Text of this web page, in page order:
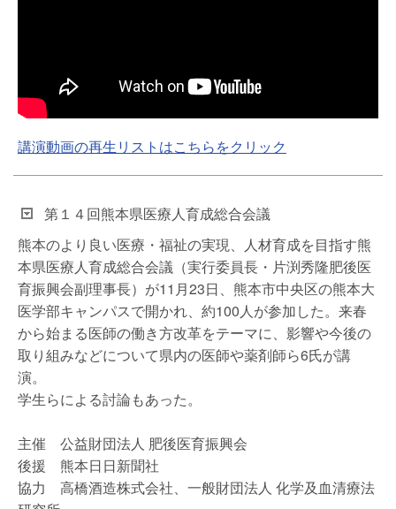
講演動画の再生リストはこちらをクリック
第１４回熊本県医療人育成総合会議
熊本のより良い医療・福祉の実現、人材育成を目指す熊
本県医療人育成総合会議（実行委員長・片渕秀隆肥後医
育振興会副理事長）が11月23日、熊本市中央区の熊本大
医学部キャンパスで開かれ、約100人が参加した。来春
から始まる医師の働き方改革をテーマに、影響や今後の
取り組みなどについて県内の医師や薬剤師ら6氏が講
演。
学生らによる討論もあった。
主催 公益財団法人 肥後医育振興会
後援 熊本日日新聞社
協力 高橋酒造株式会社、一般財団法人 化学及血清療法